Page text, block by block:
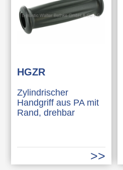
HGZR
Zylindrischer
Handgriff aus PA mit
Rand, drehbar